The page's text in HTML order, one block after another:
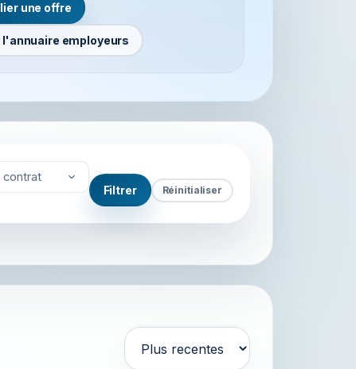
une offre
l'annuaire employeurs
contrat
Filtrer Réinitialiser
Trier par